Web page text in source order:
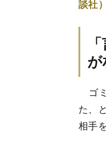
談社
ゴ
た、
相手